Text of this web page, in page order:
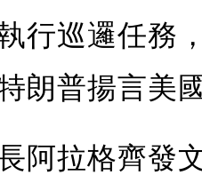
行巡邏任務
朗普揚言美
阿拉格齊發